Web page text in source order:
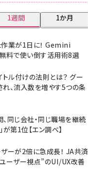
1週間 1か月
業が1日に！ Gemini
料で使い倒す活用術8選
トル付けの法則とは？ グー
れ、流入数を増やす5つの条
同じ会社・同じ職場を継続
が第1位【エン調べ】
ーが2倍に急成長！ JA共済
ーザー視点”のUI/UX改善